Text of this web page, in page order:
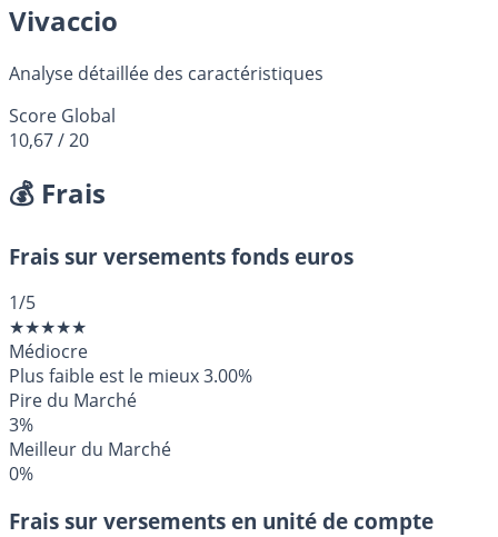
Vivaccio
Analyse détaillée des caractéristiques
Score Global
10,67/ 20
💰 Frais
Frais sur versements fonds euros
1/5
★★★★★
Médiocre
Plus faible est le mieux3.00%
Pire du Marché
3%
Meilleur du Marché
0%
Frais sur versements en unité de compte